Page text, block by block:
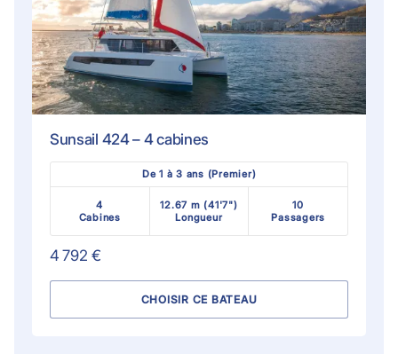
Sunsail 424 – 4 cabines
De 1 à 3 ans (Premier)
4
Cabines
12.67 m (41'7")
Longueur
10
Passagers
4 792 €
CHOISIR CE BATEAU